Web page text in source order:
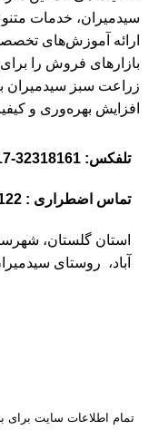
سیدمیران، خدمات
ارائه آموزش‌های
بازارهای فروش را
زراعت سبز سیدمیران
افزایش بهره‌وری و
تلفکس: 32318161-017
تماس اضطراری : 09129247122
استان گلستان،
آباد، روستای
تمام اطلاعات سایت